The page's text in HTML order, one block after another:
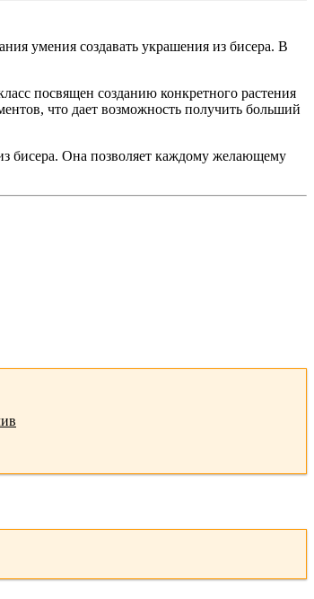
умения создавать украшения из бисера. В
посвящен созданию конкретного растения
что дает возможность получить больший
бисера. Она позволяет каждому желающему